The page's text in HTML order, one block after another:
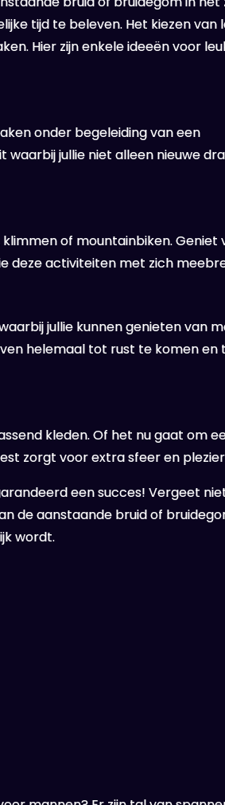
tijd te beleven. Het kiezen van
Hier zijn enkele ideeën voor
onder begeleiding van een
jullie niet alleen nieuwe
of mountainbiken. Geniet
deze activiteiten met zich
jullie kunnen genieten van
helemaal tot rust te komen en
kleden. Of het nu gaat om
zorgt voor extra sfeer en
een succes! Vergeet
de aanstaande bruid of
wordt.